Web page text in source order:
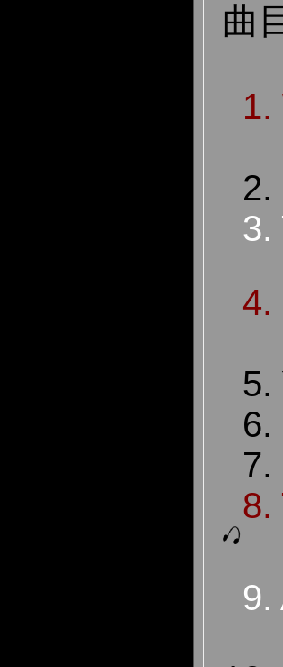
曲
1.
2.
3.
4.
5.
6.
7.
8.
9.